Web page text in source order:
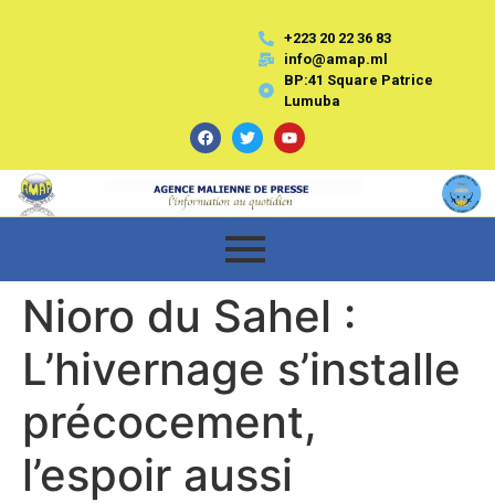
+223 20 22 36 83
info@amap.ml
BP:41 Square Patrice
Lumuba
Nioro du Sahel :
L’hivernage s’installe
précocement,
l’espoir aussi